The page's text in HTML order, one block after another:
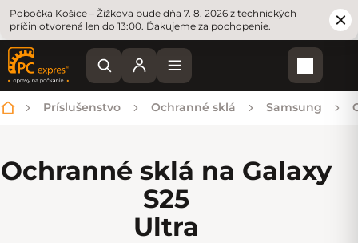
Pobočka Košice – Žižkova bude dňa 7. 8. 2026 z technických
príčin otvorená len do 13:00. Ďakujeme za pochopenie.
Domov
Príslušenstvo Ochranné sklá Samsung
Ochranné sklá na Galaxy
S25
Ultra